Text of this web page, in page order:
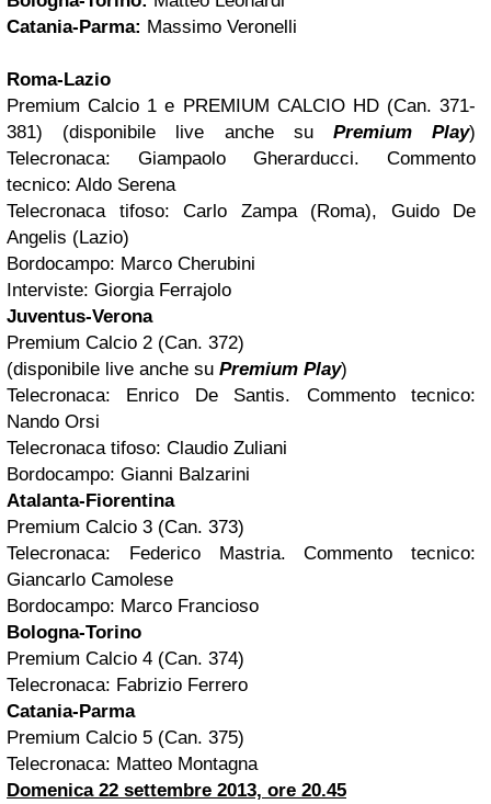
Catania-Parma: Massimo Veronelli
Roma-Lazio
Premium Calcio 1 e PREMIUM CALCIO HD (Can. 371-
381) (disponibile live anche su Premium Play)
Telecronaca: Giampaolo Gherarducci. Commento
tecnico: Aldo Serena
Telecronaca tifoso: Carlo Zampa (Roma), Guido De
Angelis (Lazio)
Bordocampo: Marco Cherubini
Interviste: Giorgia Ferrajolo
Juventus-Verona
Premium Calcio 2 (Can. 372)
(disponibile live anche su Premium Play)
Telecronaca: Enrico De Santis. Commento tecnico:
Nando Orsi
Telecronaca tifoso: Claudio Zuliani
Bordocampo: Gianni Balzarini
Atalanta-Fiorentina
Premium Calcio 3 (Can. 373)
Telecronaca: Federico Mastria. Commento tecnico:
Giancarlo Camolese
Bordocampo: Marco Francioso
Bologna-Torino
Premium Calcio 4 (Can. 374)
Telecronaca: Fabrizio Ferrero
Catania-Parma
Premium Calcio 5 (Can. 375)
Telecronaca: Matteo Montagna
Domenica 22 settembre 2013, ore 20.45